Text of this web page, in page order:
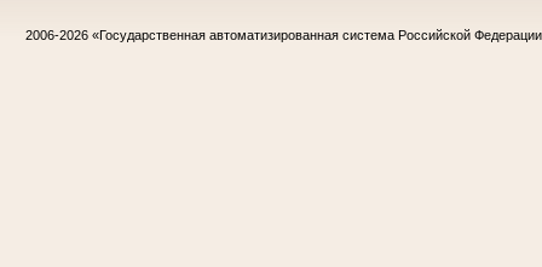
2006-2026 «Государственная автоматизированная система Российской